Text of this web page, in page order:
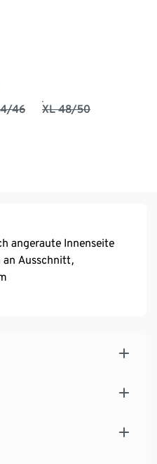
46 XL 48/50
angeraute Innenseite
an Ausschnitt,